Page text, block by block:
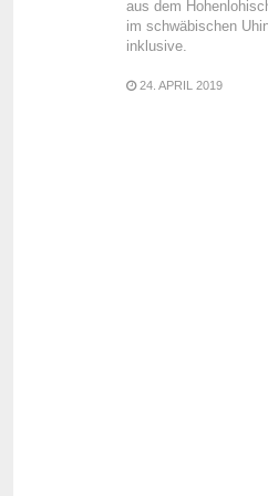
aus dem
im schwäbischen
inklusive.
24. APRIL 2019